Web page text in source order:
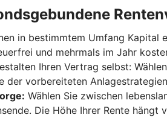
in bestimmtem Umfang Kapital
und mehrmals im Jahr
Ihren Vertrag selbst:
der vorbereiteten
Wählen Sie zwischen
Die Höhe Ihrer Rente hängt